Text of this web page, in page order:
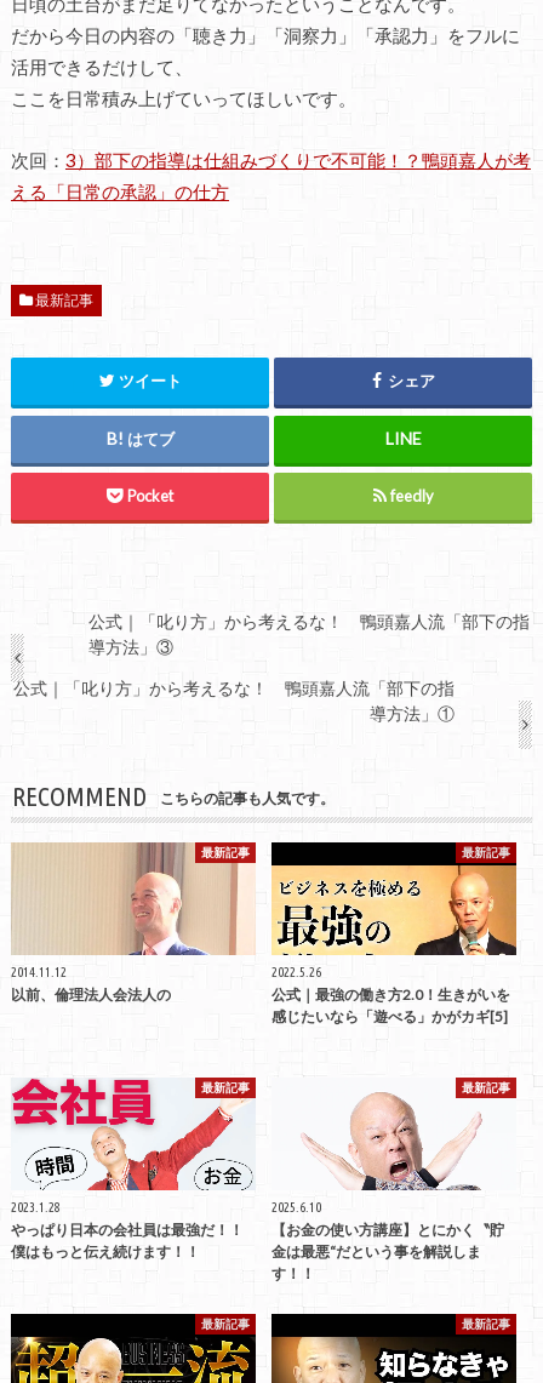
だから今日の内容の「聴き力」「洞察力」「承認力」をフルに
活用できるだけして、
ここを日常積み上げていってほしいです。
次回： 3）部下の指導は仕組みづくりで不可能！？鴨頭嘉人が考
える「日常の承認」の仕方
最新記事
ツイート シェア
はてブ
Pocket feedly
公式｜「叱り方」から考えるな！ 鴨頭嘉人流「部下の指
導方法」③
公式｜「叱り方」から考えるな！ 鴨頭嘉人流「部下の指
導方法」①
RECOMMEND こちらの記事も人気です。
最新記事
2014.11.12
以前、倫理法人会法人の
最新記事
2022.5.26
公式｜最強の働き方2.0！生きがいを
感じたいなら「遊べる」かがカギ[5]
最新記事
2023.1.28
やっぱり日本の会社員は最強だ！！
僕はもっと伝え続けます！！
最新記事
2025.6.10
【お金の使い方講座】とにかく〝貯
金は最悪“だという事を解説しま
す！！
最新記事 最新記事